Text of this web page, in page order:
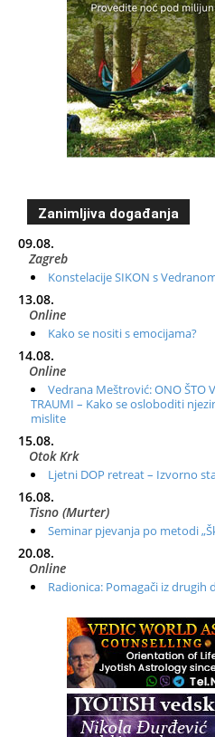
Zanimljiva događanja
09.08.
Zagreb
Konstelacije SIKON s
13.08.
Online
Kako se nositi s emocijama?
14.08.
Online
Vedrana Meštrović: ONO ŠTO
TRAUMI – Kako se osloboditi
mislite
15.08.
Otok Krk
Ljetni DOP retreat – Izvorno
16.08.
Tisno (Murter)
Seminar pjevanja po metodi
20.08.
Online
Radionica: Pomagači iz
Zagreb+Online
Osnovni ThetaHealing® tečaj,
Zagreb
Osnovna radionica za
Healing course)